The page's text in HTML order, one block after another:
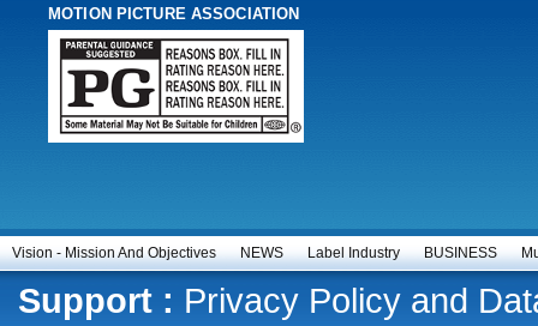
MOTION PICTURE ASSOCIATION
Vision - Mission And Objectives NEWS Label Industry BUSINESS
Support : Privacy Policy and